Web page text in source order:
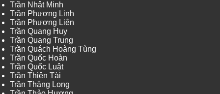
Trần Nhật Minh
Trần Phương Linh
Trần Phương Liên
Trần Quang Huy
Trần Quang Trung
Trần Quách Hoàng Tùng
Trần Quốc Hoàn
Trần Quốc Luật
Trần Thiện Tài
Trần Thăng Long